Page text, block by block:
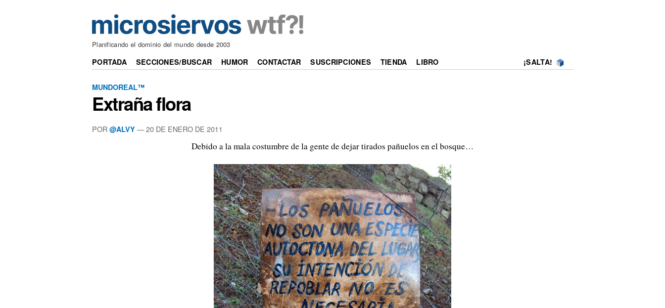
Planificando el dominio del mundo desde 2003
PORTADA SECCIONES/BUSCAR HUMOR CONTACTAR SUSCRIPCIONES TIENDA LIBRO ¡SALTA!
MUNDOREAL™
Extraña flora
POR @ALVY —20 DE ENERO DE 2011
Debido a la mala costumbre de la gente de dejar tirados pañuelos en el bosque…